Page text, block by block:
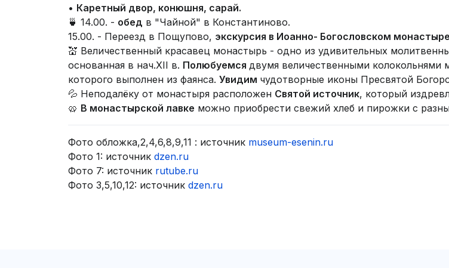
• Каретный двор, конюшня, сарай.
🍵 14.00. - обед в "Чайной" в Константиново.
15.00. - Переезд в Пощупово, экскурсия в Иоанно- Богословском
💒 Величественный красавец монастырь - одно из удивительных
основанная в нач.XII в. Полюбуемся двумя величественными колокольнями
которого выполнен из фаянса. Увидим чудотворные иконы Пресвятой
💦 Неподалёку от монастыря расположен Святой источник, который
🥨 В монастырской лавке можно приобрести свежий хлеб и пирожки с
Фото обложка,2,4,6,8,9,11 : источник museum-esenin.ru
Фото 1: источник dzen.ru
Фото 7: источник rutube.ru
Фото 3,5,10,12: источник dzen.ru